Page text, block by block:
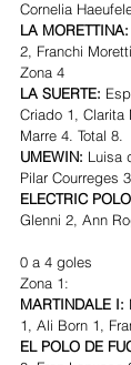
Cornelia
LA MORETTINA:
2, Franchi
Zona 4
LA SUERTE:
Criado 1, Clarita
Marre 4. Total 8.
UMEWIN: Luisa
Pilar Courreges
ELECTRIC POLO
Glenni 2, Ann
0 a 4 goles
Zona 1:
MARTINDALE I:
1, Ali Born 1,
EL POLO DE